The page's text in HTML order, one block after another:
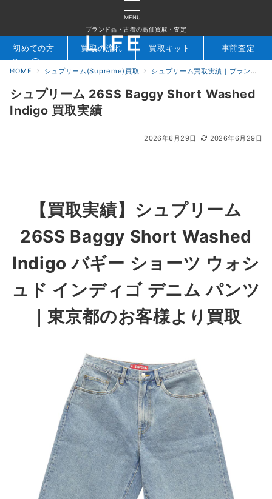
MENU
ブランド品・古着の高価買取・査定
検索 お問合せ
初めての方 買取の流れ 買取キット 事前査定
HOME シュプリーム(Supreme)買取 シュプリーム買取実績｜ブランド専門店LIFE
シュプリーム 26SS Baggy Short Washed
Indigo 買取実績
2026年6月29日 2026年6月29日
【買取実績】 シュプリーム
26SS Baggy Short Washed
Indigo バギー ショーツ ウォシ
ュド インディゴ デニム パンツ
｜東京都のお客様より買取